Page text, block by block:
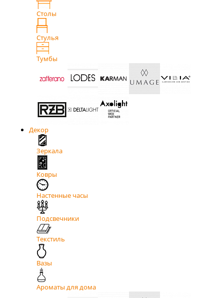
Столы
Стулья
Тумбы
Декор
Зеркала
Ковры
Настенные часы
Подсвечники
Текстиль
Вазы
Ароматы для дома